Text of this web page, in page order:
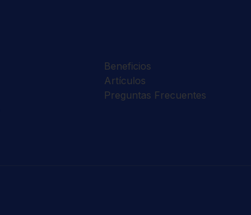
Beneficios
Artículos
Preguntas Frecuentes